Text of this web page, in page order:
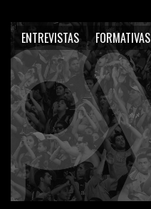
ENTREVISTAS FORMATIVAS